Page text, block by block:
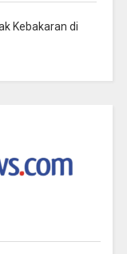
Kebakaran di